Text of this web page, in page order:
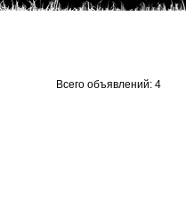
Всего объявлений: 4